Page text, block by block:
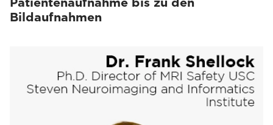
Bildaufnahmen